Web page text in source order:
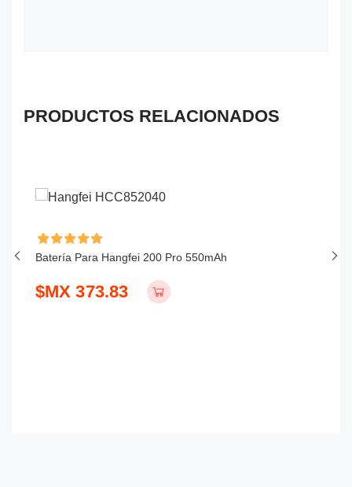
PRODUCTOS RELACIONADOS
Batería Para Hangfei 200 Pro 550mAh
$MX 373.83